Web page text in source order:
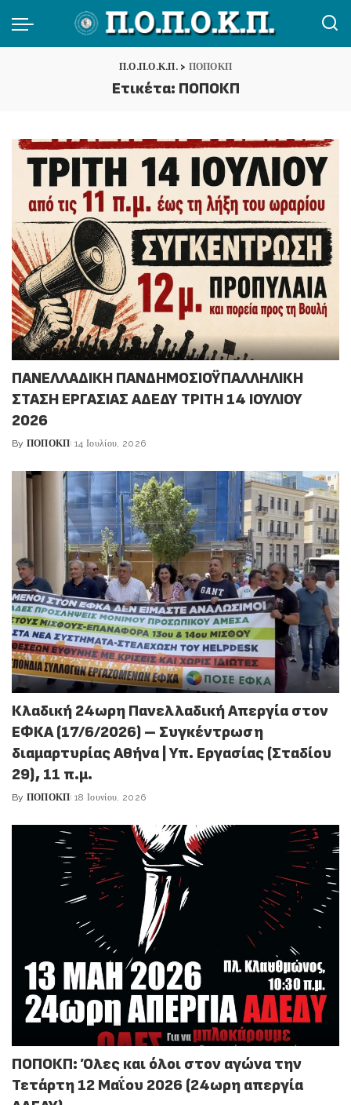
Π.Ο.Π.Ο.Κ.Π.> ΠΟΠΟΚΠ
Ετικέτα: ΠΟΠΟΚΠ
ΠΑΝΕΛΛΑΔΙΚΗ ΠΑΝΔΗΜΟΣΙΟΫΠΑΛΛΗΛΙΚΗ
ΣΤΑΣΗ ΕΡΓΑΣΙΑΣ ΑΔΕΔΥ ΤΡΙΤΗ 14 ΙΟΥΛΙΟΥ
2026
Posted
By ΠΟΠΟΚΠ 14 Ιουλίου, 2026
Κλαδική 24ωρη Πανελλαδική Απεργία στον
ΕΦΚΑ (17/6/2026) – Συγκέντρωση
διαμαρτυρίας Αθήνα | Υπ. Εργασίας (Σταδίου
29), 11 π.μ.
Posted
By ΠΟΠΟΚΠ 18 Ιουνίου, 2026
ΠΟΠΟΚΠ: Όλες και όλοι στον αγώνα την
Τετάρτη 12 Μαΐου 2026 (24ωρη απεργία